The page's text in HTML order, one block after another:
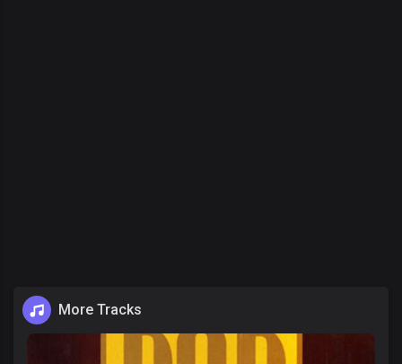
More Tracks